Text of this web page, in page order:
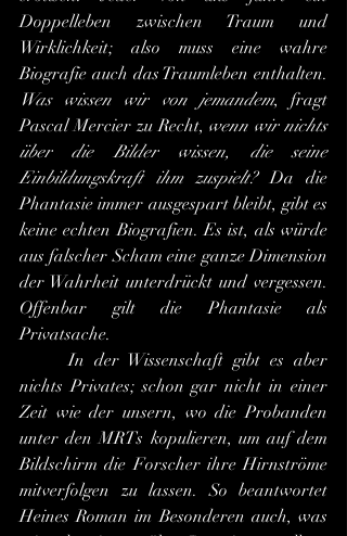
Doppelleben zwischen Traum und
Wirklichkeit; also muss eine wahre
Was wissen wir von jemandem, fragt
Pascal Mercier zu Recht, wenn wir nichts
über die Bilder wissen, die seine
Einbildungskraft ihm zuspielt? Da die
Phantasie immer ausgespart bleibt, gibt es
keine echten Biografien. Es ist, als würde
aus falscher Scham eine ganze Dimension
der Wahrheit unterdrückt und vergessen.
Offenbar gilt die Phantasie als
Privatsache.
	In der Wissenschaft gibt es aber
nichts Privates; schon gar nicht in einer
Zeit wie der unsern, wo die Probanden
unter den MRTs kopulieren, um auf dem
Bildschirm die Forscher ihre Hirnströme
mitverfolgen zu lassen. So beantwortet
Heines Roman im Besonderen auch, was